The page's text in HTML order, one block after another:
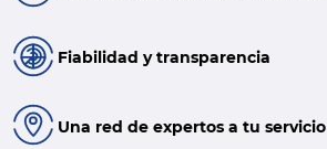
Fiabilidad y transparencia
Una red de expertos a tu servicio